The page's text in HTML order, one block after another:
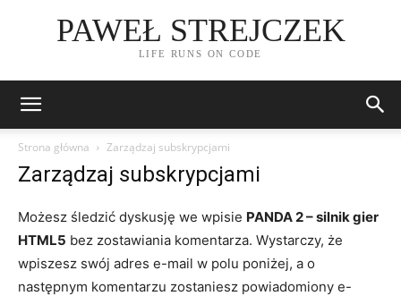
PAWEŁ STREJCZEK
LIFE RUNS ON CODE
Strona główna Zarządzaj subskrypcjami
Zarządzaj subskrypcjami
Możesz śledzić dyskusję we wpisie PANDA 2 – silnik gier
HTML5 bez zostawiania komentarza. Wystarczy, że
wpiszesz swój adres e-mail w polu poniżej, a o
następnym komentarzu zostaniesz powiadomiony e-